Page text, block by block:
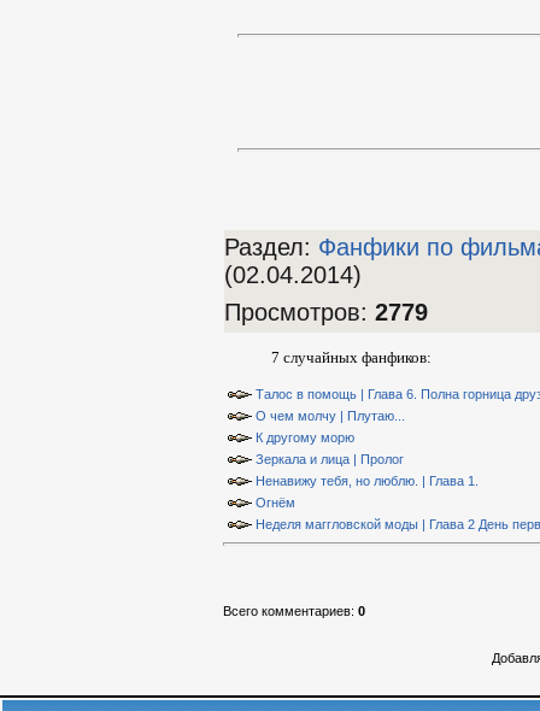
Раздел: Фанфики по
(02.04.2014)
Просмотров: 2779
7 случайных фанфиков:
Талос в помощь | Глава 6. Полна горница
О чем молчу | Плутаю...
К другому морю
Зеркала и лица | Пролог
Ненавижу тебя, но люблю. | Глава 1.
Огнём
Неделя маггловской моды | Глава 2 День
Всего комментариев: 0